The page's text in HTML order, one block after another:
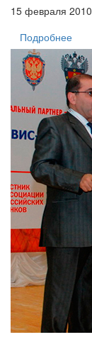
15 февраля 2010
Подробнее